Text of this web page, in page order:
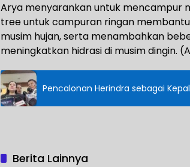
Arya menyarankan untuk mencampur
tree untuk campuran ringan
musim hujan, serta menambahkan
meningkatkan hidrasi di musim dingin.
Pencalonan Herindra sebagai
Berita Lainnya